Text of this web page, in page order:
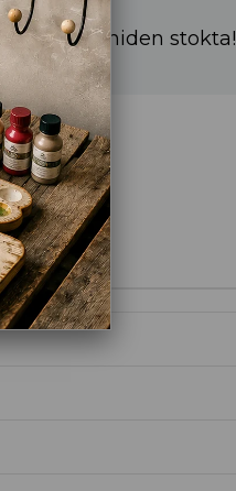
sürede yeniden stokta!
YAZ